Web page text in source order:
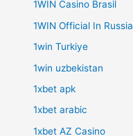
1WIN Casino Brasil
1WIN Official In Russia
1win Turkiye
1win uzbekistan
1xbet apk
1xbet arabic
1xbet AZ Casino